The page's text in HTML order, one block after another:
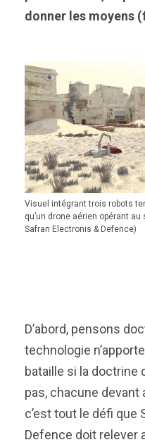
donner les moyens
Visuel intégrant trois robots
qu’un drone aérien opérant au
Safran Electronis & Defence)
D’abord, pensons
technologie
bataille si la doctrine
pas, chacune devant
c’est tout le défi que
Defence doit relever